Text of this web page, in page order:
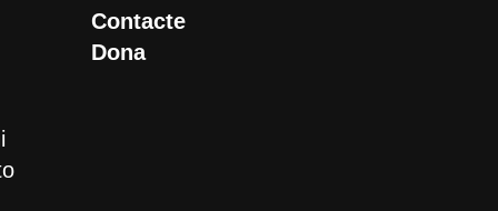
Contacte
Dona